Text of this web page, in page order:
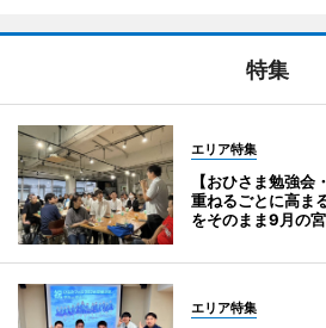
特集
エリア特集
【おひさま勉強
重ねるごとに高ま
をそのまま9月の
エリア特集